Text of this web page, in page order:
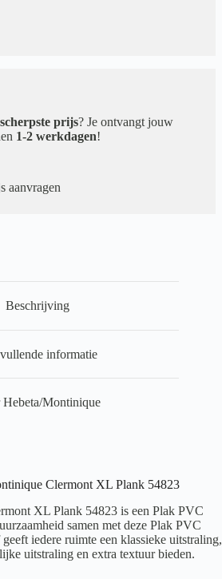
prijs? Je ontvangt jouw
1-2 werkdagen!
aanvragen
Beschrijving
informatie
Hebeta/Montinique
Clermont XL Plank 54823
XL Plank 54823 is een Plak PVC
samen met deze Plak PVC
iedere ruimte een klassieke uitstraling,
uitstraling en extra textuur bieden.